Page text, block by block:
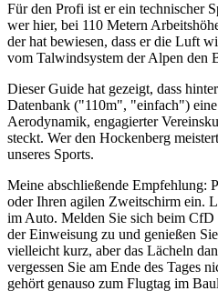
Für den Profi ist er ein technischer
wer hier, bei 110 Metern
der hat bewiesen, dass er die Luft
vom Talwindsystem der Alpen den
Dieser Guide hat gezeigt, dass
Datenbank ("110m", "einfach")
Aerodynamik, engagierter
steckt. Wer den Hockenberg
unseres Sports.
Meine abschließende Empfehlung:
oder Ihren agilen Zweitschirm ein.
im Auto. Melden Sie sich beim CfD
der Einweisung zu und genießen
vielleicht kurz, aber das Lächeln
vergessen Sie am Ende des Tages
gehört genauso zum Flugtag im